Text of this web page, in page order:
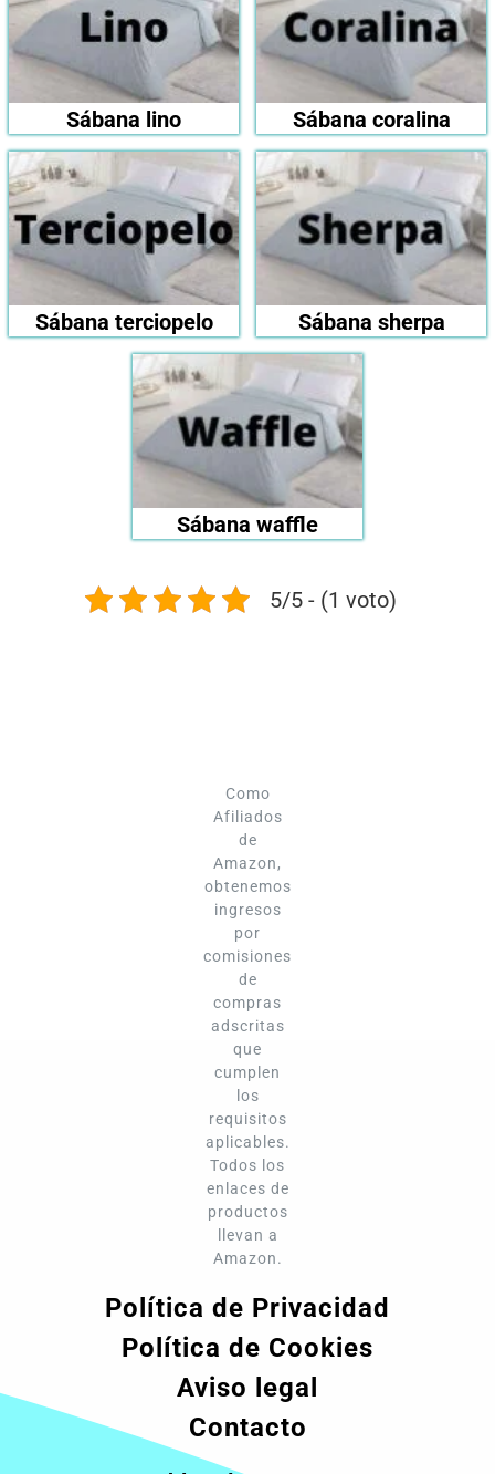
Sábana lino Sábana coralina
Sábana terciopelo Sábana sherpa
Sábana waffle
5/5 - (1 voto)
Como
Afiliados
de
Amazon,
obtenemos
ingresos
por
comisiones
de
compras
adscritas
que
cumplen
los
requisitos
aplicables.
Todos los
enlaces de
productos
llevan a
Amazon.
Política de Privacidad
Política de Cookies
Aviso legal
Contacto